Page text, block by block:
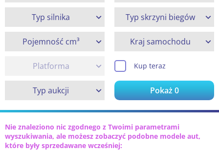
Typ silnika Typ skrzyni biegów
Pojemność cm³ Kraj samochodu
Platforma Kup teraz
Typ aukcji Pokaż0
Nie znaleziono nic zgodnego z Twoimi parametrami
wyszukiwania, ale możesz zobaczyć podobne modele aut,
które były sprzedawane wcześniej: